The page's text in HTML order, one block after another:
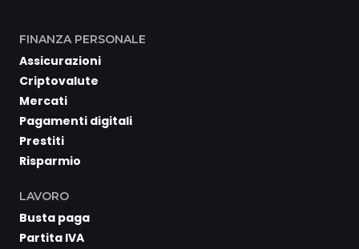
FINANZA PERSONALE
Assicurazioni
Criptovalute
Mercati
Pagamenti digitali
Prestiti
Risparmio
LAVORO
Busta paga
Partita IVA